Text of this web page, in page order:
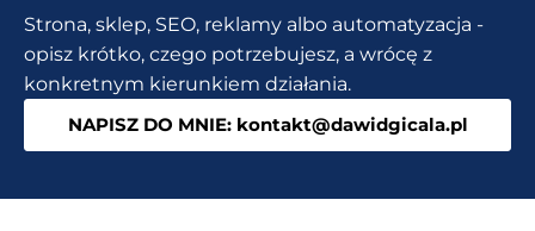
Dowiedz
czym
podręczna
Strona, sklep, SEO, reklamy albo automatyzacja -
opisz krótko, czego potrzebujesz, a wrócę z
konkretnym kierunkiem działania.
NAPISZ DO MNIE: kontakt@dawidgicala.pl